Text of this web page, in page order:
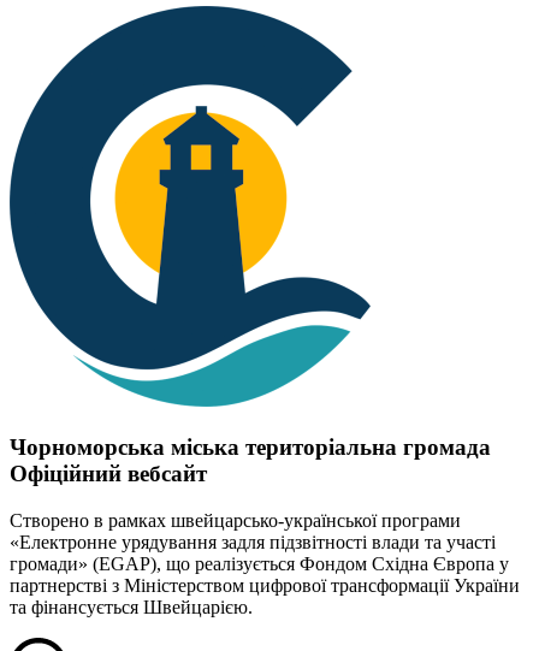
Чорноморська міська територіальна громада
Офіційний вебсайт
Створено в рамках швейцарсько-української програми
«Електронне урядування задля підзвітності влади та участі
громади» (EGAP), що реалізується Фондом Східна Європа у
партнерстві з Міністерством цифрової трансформації України
та фінансується Швейцарією.